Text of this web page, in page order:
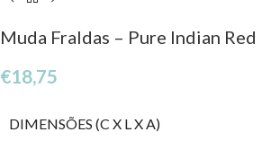
Muda Fraldas – Pure Indian Red
€18,75
DIMENSÕES (C X L X A)